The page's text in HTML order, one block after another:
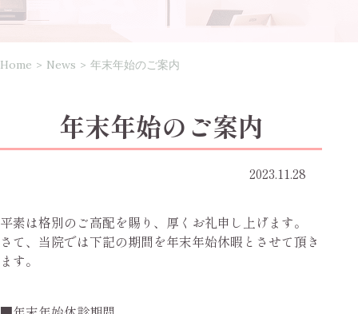
Home > News > 年末年始のご案内
年末年始のご案内
2023.11.28
平素は格別のご高配を賜り、厚くお礼申し上げます。
さて、当院では下記の期間を年末年始休暇とさせて頂き
ます。